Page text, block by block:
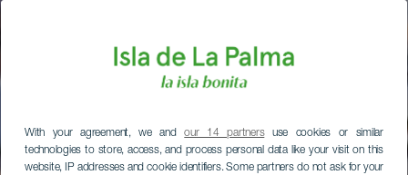
With your agreement, we andour 14 partnersuse cookies or similar
technologies to store, access, and process personal data like your visit on this
website, IP addresses and cookie identifiers. Some partners do not ask for your